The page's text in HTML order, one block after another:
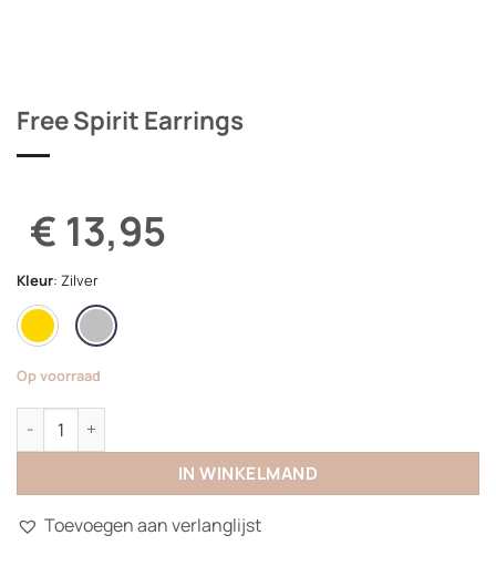
Free Spirit Earrings
€ 13,95
Kleur: Zilver
Op voorraad
Free Spirit Earrings aantal
IN WINKELMAND
Toevoegen aan verlanglijst